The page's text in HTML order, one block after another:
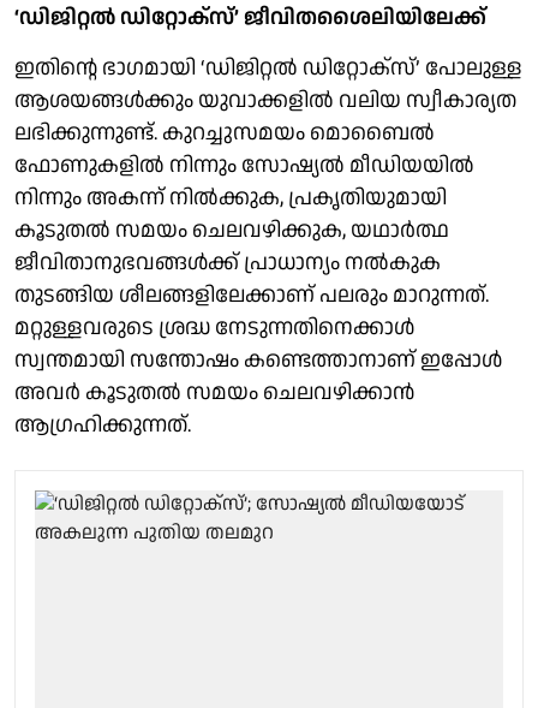
‘ഡിജിറ്റൽ ഡിറ്റോക്സ്’ ജീവിതശൈലിയിലേക്ക്
ഇതിന്റെ ഭാഗമായി ‘ഡിജിറ്റൽ ഡിറ്റോക്സ്’ പോലുള്ള
ആശയങ്ങൾക്കും യുവാക്കളിൽ വലിയ സ്വീകാര്യത
ലഭിക്കുന്നുണ്ട്. കുറച്ചുസമയം മൊബൈൽ
ഫോണുകളിൽ നിന്നും സോഷ്യൽ മീഡിയയിൽ
നിന്നും അകന്ന് നിൽക്കുക, പ്രകൃതിയുമായി
കൂടുതൽ സമയം ചെലവഴിക്കുക, യഥാർത്ഥ
ജീവിതാനുഭവങ്ങൾക്ക് പ്രാധാന്യം നൽകുക
തുടങ്ങിയ ശീലങ്ങളിലേക്കാണ് പലരും മാറുന്നത്.
മറ്റുള്ളവരുടെ ശ്രദ്ധ നേടുന്നതിനെക്കാൾ
സ്വന്തമായി സന്തോഷം കണ്ടെത്താനാണ് ഇപ്പോൾ
അവർ കൂടുതൽ സമയം ചെലവഴിക്കാൻ
ആഗ്രഹിക്കുന്നത്.